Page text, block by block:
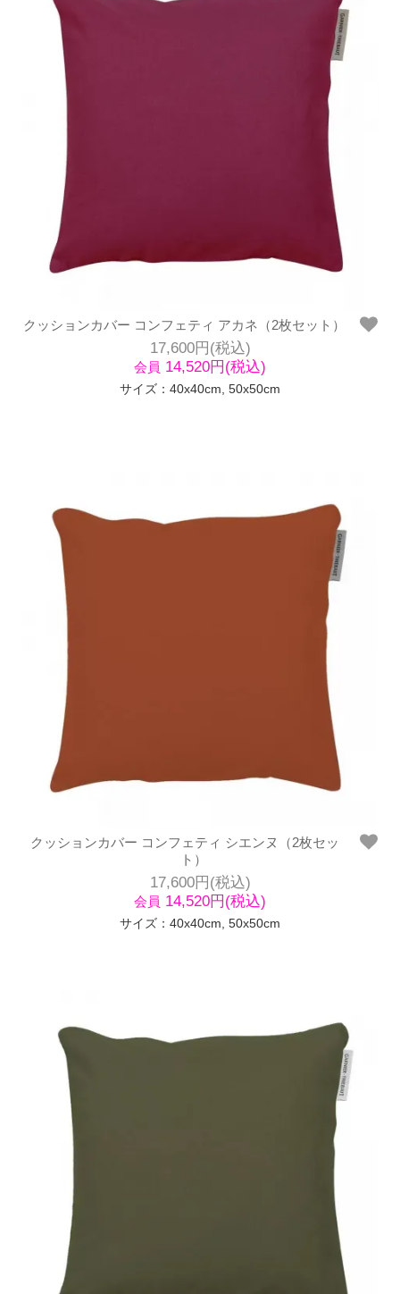
クッションカバー コンフェティ アカネ（2枚セット）
17,600円(税込)
会員 14,520円(税込)
サイズ：40x40cm, 50x50cm
クッションカバー コンフェティ シエンヌ（2枚セッ
ト）
17,600円(税込)
会員 14,520円(税込)
サイズ：40x40cm, 50x50cm